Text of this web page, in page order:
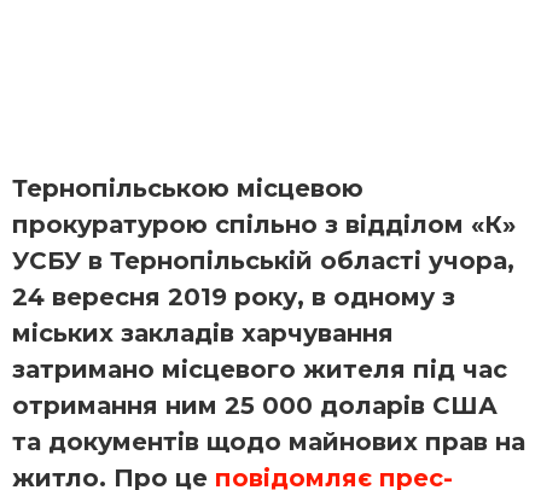
Тернопільською місцевою
прокуратурою спільно з відділом «К»
УСБУ в Тернопільській області учора,
24 вересня 2019 року, в одному з
міських закладів харчування
затримано місцевого жителя під час
отримання ним 25 000 доларів США
та документів щодо майнових прав на
житло. Про це повідомляє прес-